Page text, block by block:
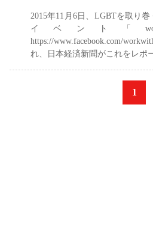
2015年11月6日、LGBTを取り
イベント「
https://www.facebook.com/
れ、日本経済新聞がこれをレポ
1